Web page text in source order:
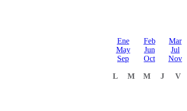
Ene Feb Mar
May
Jun Jul
Sep
Oct Nov
L M M J V